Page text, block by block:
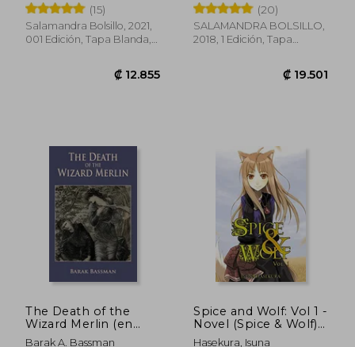
₡ 6.315 ₡
(15)
Salamandra Bolsillo, 2021,
001 Edición, Tapa Blanda,
(20)
SALAMANDRA BOLSILLO,
2018, 1 Edición, Tapa
The Death of the
Wizard Merlin (en
Inglés)
Barak A. Bassman
Spice and Wolf: Vol 1 -
Novel (Spice & Wolf)
(en Inglés)
Hasekura, Isuna